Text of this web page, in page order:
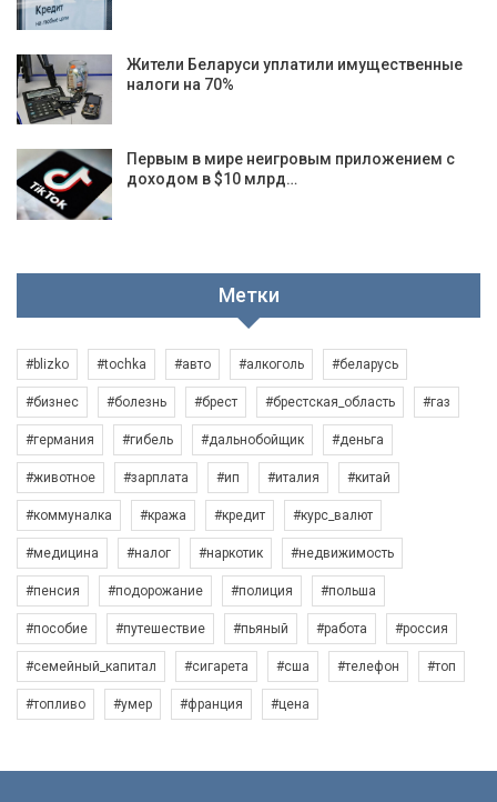
Жители Беларуси уплатили имущественные
налоги на 70%
Первым в мире неигровым приложением с
доходом в $10 млрд…
Метки
#blizko #tochka #авто #алкоголь #беларусь
#бизнес #болезнь #брест #брестская_область #газ
#германия #гибель #дальнобойщик #деньга
#животное #зарплата #ип #италия #китай
#коммуналка #кража #кредит #курс_валют
#медицина #налог #наркотик #недвижимость
#пенсия #подорожание #полиция #польша
#пособие #путешествие #пьяный #работа #россия
#семейный_капитал #сигарета #сша #телефон #топ
#топливо #умер #франция #цена